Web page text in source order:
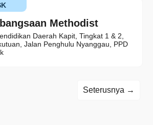
Methodist
Daerah Kapit, Tingkat 1 & 2,
Jalan Penghulu Nyanggau, PPD
Seterusnya →